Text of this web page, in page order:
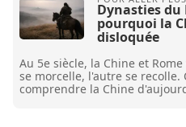
Dynasties du
pourquoi la
disloquée
Au 5e siècle, la Chine et
se morcelle, l'autre se
comprendre la Chine